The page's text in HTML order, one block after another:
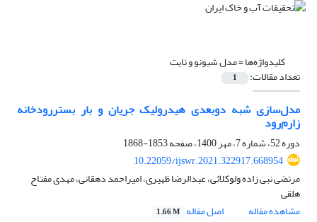
کلیدواژه‌ها =مدل شیونو و نایت
تعداد مقالات: 1
مدل‌سازی شبه دوبعدی هیدرولیک جریان و بار بستررودخانه
زارم‌رود
دوره 52، شماره 7، مهر 1400، صفحه
1853-1868
10.22059/ijswr.2021.322917.668954
مرتضی نبی زاده ولوکلائی، عبدالرضا ظهیری، امیراحمد دهقانی، مهدی مفتاح
هلقی
مشاهده مقاله
اصل مقاله 1.66 M